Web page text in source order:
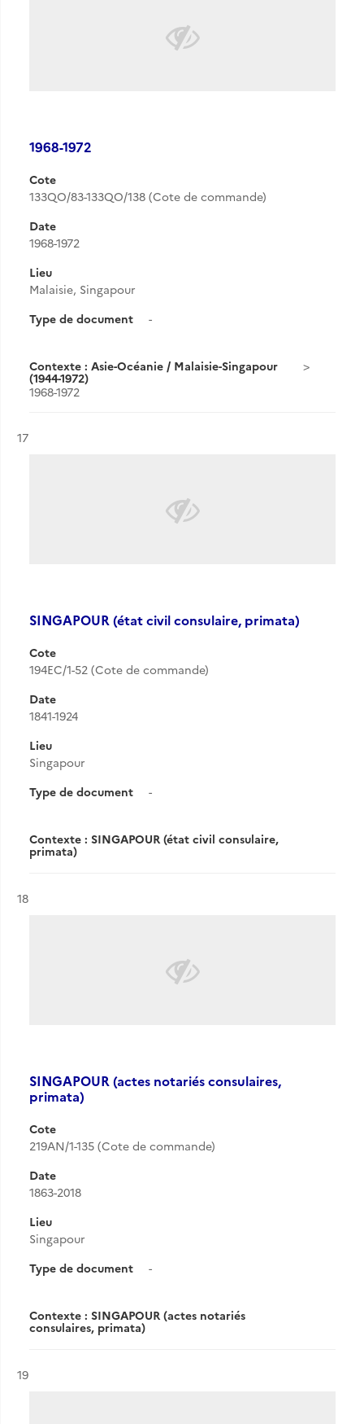
1968-1972
Cote
133QO/83-133QO/138 (Cote de commande)
Date
1968-1972
Lieu
Malaisie, Singapour
Type de document
-
Contexte : Asie-Océanie / Malaisie-Singapour
(1944-1972)
1968-1972
Résultat n°
17
SINGAPOUR (état civil consulaire, primata)
Cote
194EC/1-52 (Cote de commande)
Date
1841-1924
Lieu
Singapour
Type de document
-
Contexte : SINGAPOUR (état civil consulaire,
primata)
Résultat n°
18
SINGAPOUR (actes notariés consulaires,
primata)
Cote
219AN/1-135 (Cote de commande)
Date
1863-2018
Lieu
Singapour
Type de document
-
Contexte : SINGAPOUR (actes notariés
consulaires, primata)
Résultat n°
19